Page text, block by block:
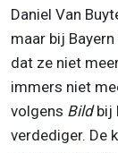
Daniel Van
maar bij
dat ze niet
immers niet
volgens Bildbij
verdediger. De